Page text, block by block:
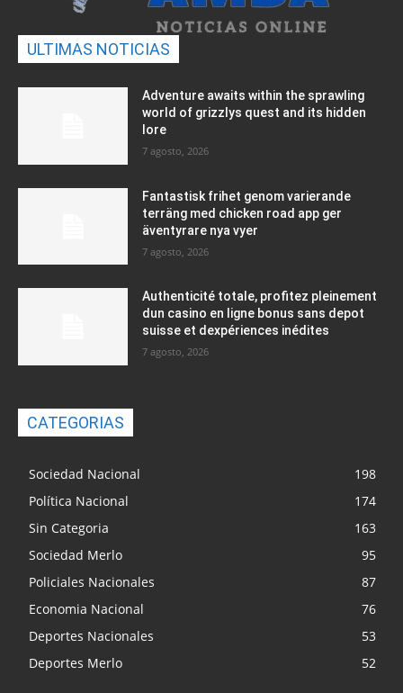
ULTIMAS NOTICIAS
Adventure awaits within the sprawling
world of grizzlys quest and its hidden
lore
7 agosto, 2026
Fantastisk frihet genom varierande
terräng med chicken road app ger
äventyrare nya vyer
7 agosto, 2026
Authenticité totale, profitez pleinement
dun casino en ligne bonus sans depot
suisse et dexpériences inédites
7 agosto, 2026
CATEGORIAS
Sociedad Nacional
198
Política Nacional
174
Sin Categoria
163
Sociedad Merlo
95
Policiales Nacionales
87
Economia Nacional
76
Deportes Nacionales
53
Deportes Merlo
52